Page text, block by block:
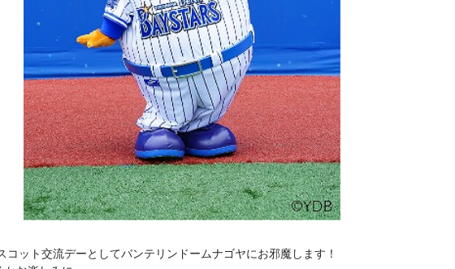
ット交流デーとしてバンテリンドームナゴヤにお邪魔します！